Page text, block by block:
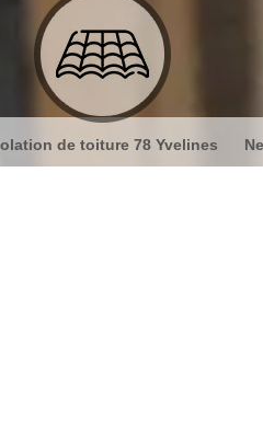
Nettoyage et démoussage de
toiture 78